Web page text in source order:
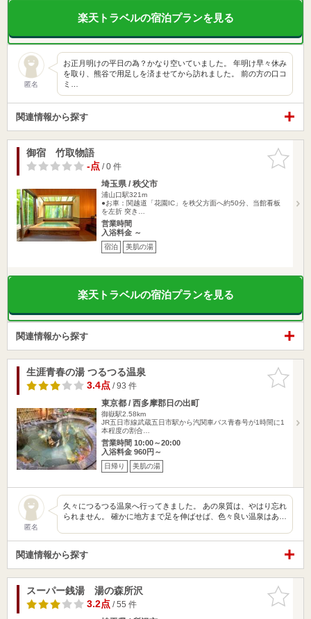
楽天トラベルの宿泊プランを見る
匿名
お正月明けの平日の為？かなり空いていました。 年明け早々休み
を取り、熊谷で用足しを済ませてから訪れました。 前の方の口コ
ミ…
関連情報から探す
お気に入
りに追加
御宿 竹取物語
-点/ 0 件
埼玉県 / 秩父市
浦山口駅321m
●お車：関越道「花園IC」を秩父方面へ約50分、当館看板
を左折 突き…
営業時間
入浴料金 ～
宿泊 美肌の湯
楽天トラベルの宿泊プランを見る
関連情報から探す
お気に入
りに追加
生涯青春の湯 つるつる温泉
3.4点/ 93 件
東京都 / 西多摩郡日の出町
御嶽駅2.58km
JR五日市線武蔵五日市駅から汽関車バス青春号が1時間に1
本程度の割合…
営業時間 10:00～20:00
入浴料金 960円～
日帰り 美肌の湯
匿名
久々につるつる温泉へ行ってきました。 あの泉質は、やはり忘れ
られません。 確かに地方まで足を伸ばせば、色々良い温泉はあ…
関連情報から探す
お気に入
りに追加
スーパー銭湯 湯の森所沢
3.2点/ 55 件